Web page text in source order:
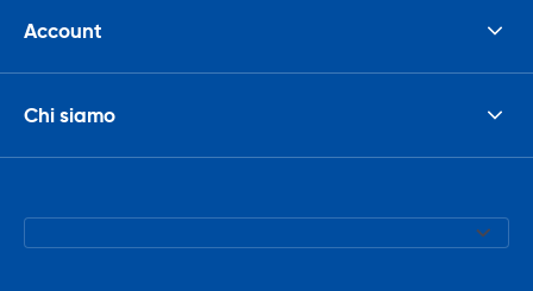
Account
Chi siamo